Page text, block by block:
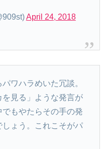
April 24, 2018
ワハラめいた冗談。
見る」ような発言が
もやたらその手の発
ょう。これこそがパ